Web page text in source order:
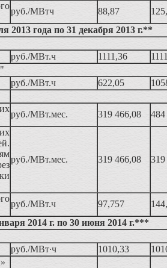
руб./МВтч 88,87
2013 года по 31 декабря 2013 г.**
руб./МВт.ч 1111,36
руб./МВт.ч 622,05
руб./МВт.мес. 319 466,08 484
руб./МВт.мес. 319 466,08 319
руб./МВт.ч 97,757
2014 г. по 30 июня 2014 г.***
руб./МВт∙ч 1010,33